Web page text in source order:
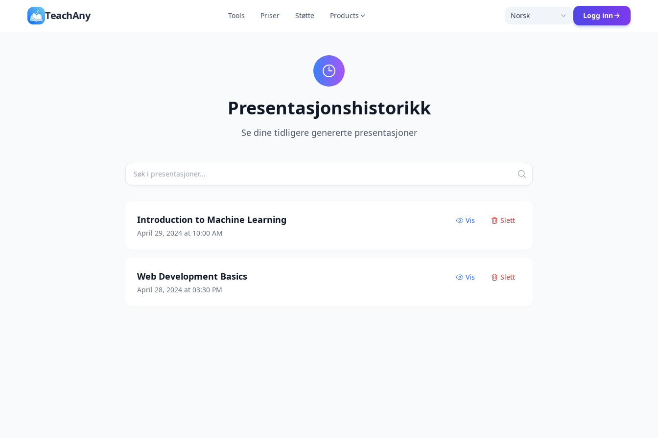
TeachAny Tools Priser Støtte Products Norsk Logg inn
Presentasjonshistorikk
Se dine tidligere genererte presentasjoner
Introduction to Machine Learning
April 29, 2024 at 10:00 AM
Vis Slett
Web Development Basics
April 28, 2024 at 03:30 PM
Vis Slett